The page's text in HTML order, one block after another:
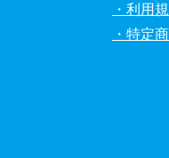
・利用
・特定